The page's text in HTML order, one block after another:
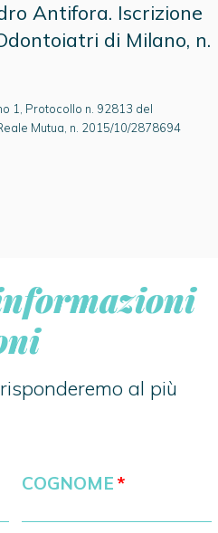
Antifora. Iscrizione
di Milano, n.
1, Protocollo n. 92813 del
Mutua, n. 2015/10/2878694
al più
COGNOME